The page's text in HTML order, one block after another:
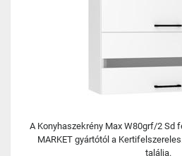
A Konyhaszekrény Max W80grf/2 Sd
MARKET gyártótól a
találja.